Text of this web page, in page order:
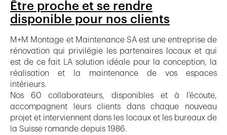
Être proche et se rendre
disponible pour nos clients
M+M Montage et Maintenance SA est une entreprise de
rénovation qui privilégie les partenaires locaux et qui
est de ce fait LA solution idéale pour la conception, la
réalisation et la maintenance de vos espaces
intérieurs.
Nos 60 collaborateurs, disponibles et à l'écoute,
accompagnent leurs clients dans chaque nouveau
projet et interviennent dans les locaux et les bureaux de
la Suisse romande depuis 1986.